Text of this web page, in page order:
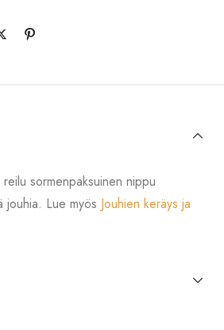
sormenpaksuinen nippu
jouhia. Lue myös Jouhien keräys ja